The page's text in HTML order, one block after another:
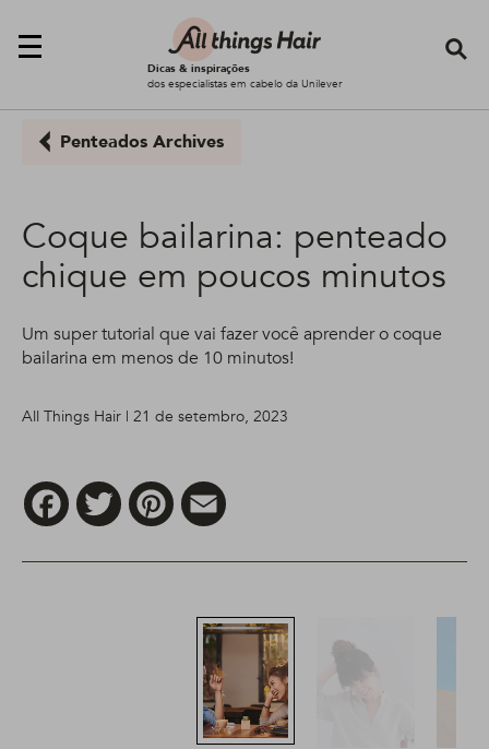
Dicas & inspirações
dos especialistas em cabelo da Unilever
Penteados Archives
Coque bailarina: penteado
chique em poucos minutos
Um super tutorial que vai fazer você aprender o coque
bailarina em menos de 10 minutos!
All Things Hair | 21 de setembro, 2023
FacebookTwitter Pinterest